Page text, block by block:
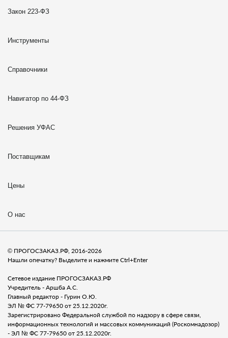
Закон 223-ФЗ
Инструменты
Справочники
Навигатор по 44-ФЗ
Решения УФАС
Поставщикам
Цены
О нас
© ПРОГОСЗАКАЗ.РФ, 2016-2026
Нашли опечатку? Выделите и нажмите Ctrl+Enter
Сетевое издание ПРОГОСЗАКАЗ.РФ
Учредитель - Аршба А.С.
Главный редактор - Гурин О.Ю.
ЭЛ № ФС 77-79650 от 25.12.2020г.
Зарегистрировано Федеральной службой по надзору в сфере связи,
информационных технологий и массовых коммуникаций (Роскомнадозор)
- ЭЛ № ФС 77-79650 от 25.12.2020г.